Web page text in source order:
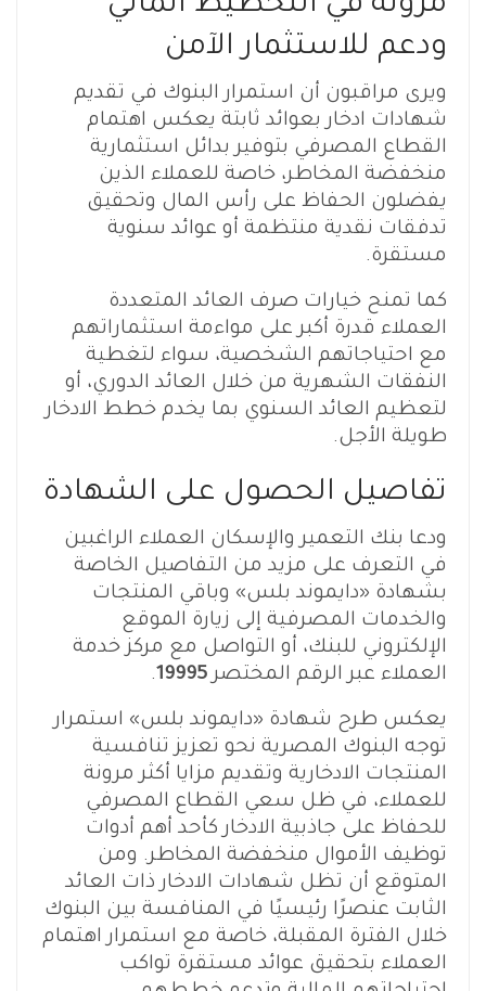
ودعم للاستثمار الآمن
ويرى مراقبون أن استمرار البنوك في تقديم
شهادات ادخار بعوائد ثابتة يعكس اهتمام
القطاع المصرفي بتوفير بدائل استثمارية
منخفضة المخاطر، خاصة للعملاء الذين
يفضلون الحفاظ على رأس المال وتحقيق
تدفقات نقدية منتظمة أو عوائد سنوية
مستقرة.
كما تمنح خيارات صرف العائد المتعددة
العملاء قدرة أكبر على مواءمة استثماراتهم
مع احتياجاتهم الشخصية، سواء لتغطية
النفقات الشهرية من خلال العائد الدوري، أو
لتعظيم العائد السنوي بما يخدم خطط الادخار
طويلة الأجل.
تفاصيل الحصول على الشهادة
ودعا بنك التعمير والإسكان العملاء الراغبين
في التعرف على مزيد من التفاصيل الخاصة
بشهادة «دايموند بلس» وباقي المنتجات
والخدمات المصرفية إلى زيارة الموقع
الإلكتروني للبنك، أو التواصل مع مركز خدمة
العملاء عبر الرقم المختصر 19995
.
يعكس طرح شهادة «دايموند بلس» استمرار
توجه البنوك المصرية نحو تعزيز تنافسية
المنتجات الادخارية وتقديم مزايا أكثر مرونة
للعملاء، في ظل سعي القطاع المصرفي
للحفاظ على جاذبية الادخار كأحد أهم أدوات
توظيف الأموال منخفضة المخاطر. ومن
المتوقع أن تظل شهادات الادخار ذات العائد
الثابت عنصرًا رئيسيًا في المنافسة بين البنوك
خلال الفترة المقبلة، خاصة مع استمرار اهتمام
العملاء بتحقيق عوائد مستقرة تواكب